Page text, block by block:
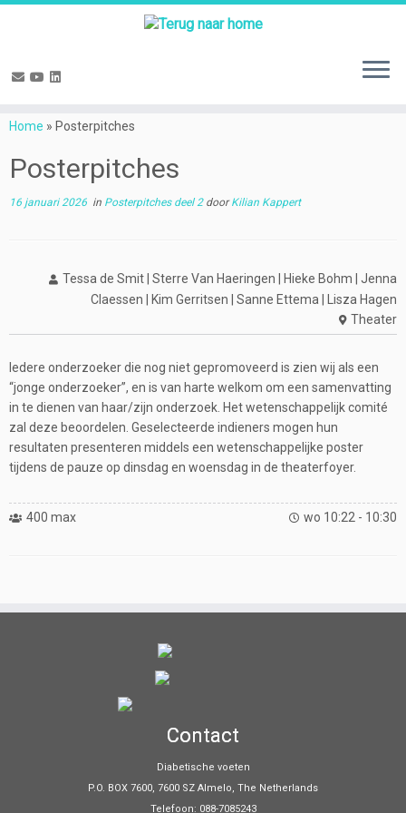
naarHome » Posterpitches
Posterpitches
16 januari 2026 in Posterpitches deel 2 doorKilian Kappert
Tessa de Smit | Sterre Van Haeringen | Hieke Bohm | Jenna
Claessen | Kim Gerritsen | Sanne Ettema | Lisza Hagen
Theater
Iedere onderzoeker die nog niet gepromoveerd is zien wij als een
“jonge onderzoeker”, en is van harte welkom om een samenvatting
in te dienen van haar/zijn onderzoek. Het wetenschappelijk comité
zal deze beoordelen. Geselecteerde indieners mogen hun
resultaten presenteren middels een wetenschappelijke poster
tijdens de pauze op dinsdag en woensdag in de theaterfoyer.
wo 10:22 - 10:30
400 max
Contact
Diabetische voeten
P.O. BOX 7600, 7600 SZ Almelo, The Netherlands
Telefoon: 088-7085243